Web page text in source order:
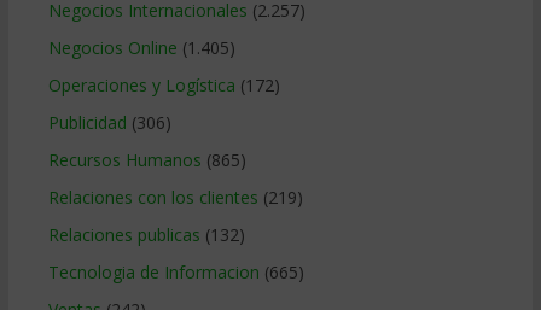
Negocios Internacionales (2.257)
Negocios Online (1.405)
Operaciones y Logística (172)
Publicidad (306)
Recursos Humanos (865)
Relaciones con los clientes (219)
Relaciones publicas (132)
Tecnologia de Informacion (665)